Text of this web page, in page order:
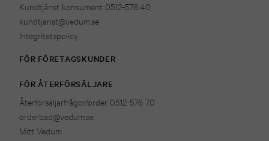
Kundtjänst konsument 0512-576 40
kundtjanst@vedum.se
Integritetspolicy
FÖR FÖRETAGSKUNDER
FÖR ÅTERFÖRSÄLJARE
Återförsäljarfrågor/order 0512-576 70
orderbad@vedum.se
Mitt Vedum